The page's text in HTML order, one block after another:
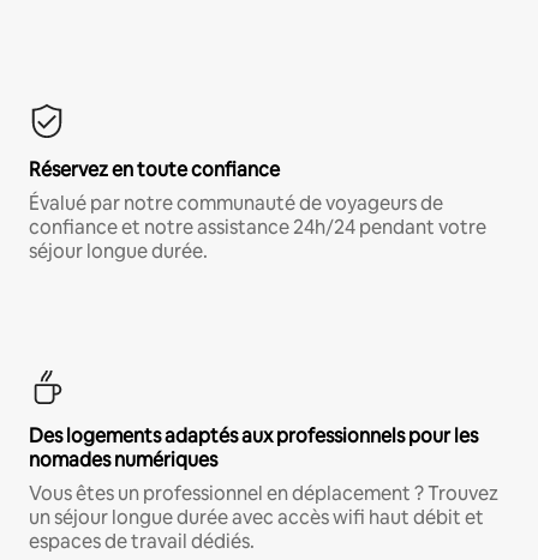
Réservez en toute confiance
Évalué par notre communauté de voyageurs de
confiance et notre assistance 24h/24 pendant votre
séjour longue durée.
Des logements adaptés aux professionnels pour les
nomades numériques
Vous êtes un professionnel en déplacement ? Trouvez
un séjour longue durée avec accès wifi haut débit et
espaces de travail dédiés.